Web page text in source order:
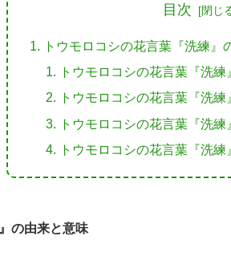
目次
トウモロコシの花言葉『洗練』
トウモロコシの花言葉『洗練
トウモロコシの花言葉『洗練
トウモロコシの花言葉『洗
トウモロコシの花言葉『洗
の由来と意味